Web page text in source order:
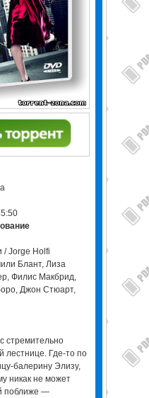
Jorge Holfi
Блант, Лиза
Филис Макбрид,
Джон Стюарт,
стремительно
лестнице. Где-то по
балерину Элизу,
никак не может
поближе —